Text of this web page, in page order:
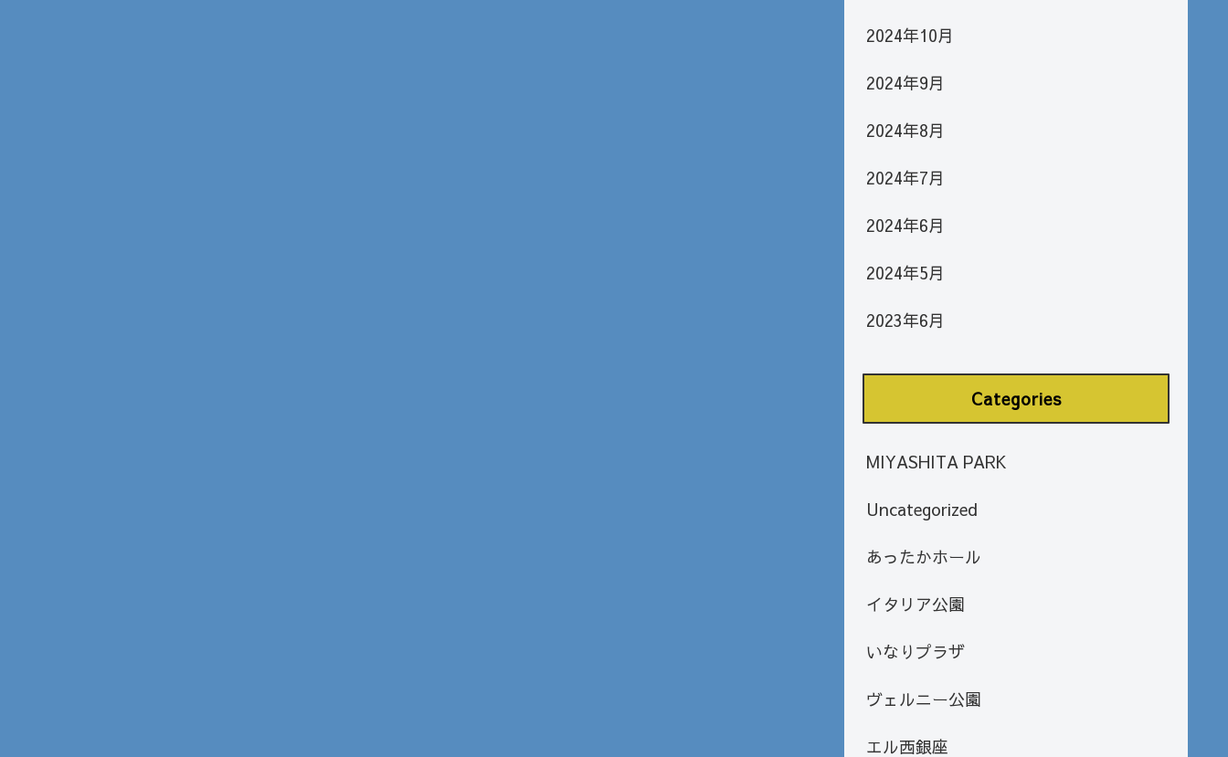
2024年10月
2024年9月
2024年8月
2024年7月
2024年6月
2024年5月
2023年6月
Categories
MIYASHITA PARK
Uncategorized
あったかホール
イタリア公園
いなりプラザ
ヴェルニー公園
エル西銀座